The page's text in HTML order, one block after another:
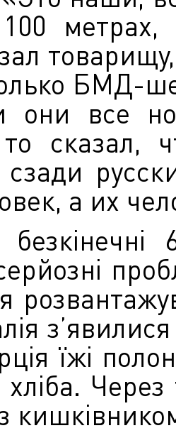
метрах,
БМД-
они все
то
а их
їжі
Через